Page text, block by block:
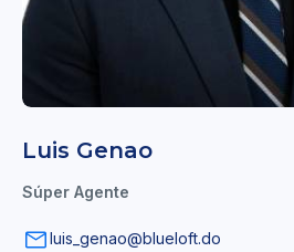
Luis Genao
Súper Agente
luis_genao@blueloft.do